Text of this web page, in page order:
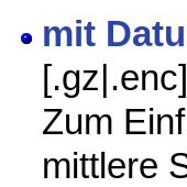
mit
[.gz|.enc]
Zum
mittlere